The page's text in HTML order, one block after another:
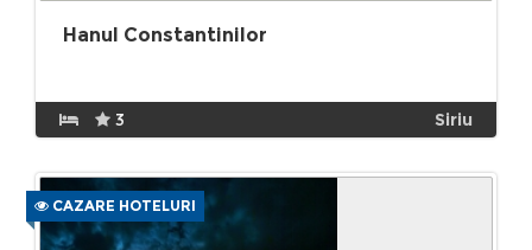
Hanul Constantinilor
3 Siriu
CAZARE HOTELURI